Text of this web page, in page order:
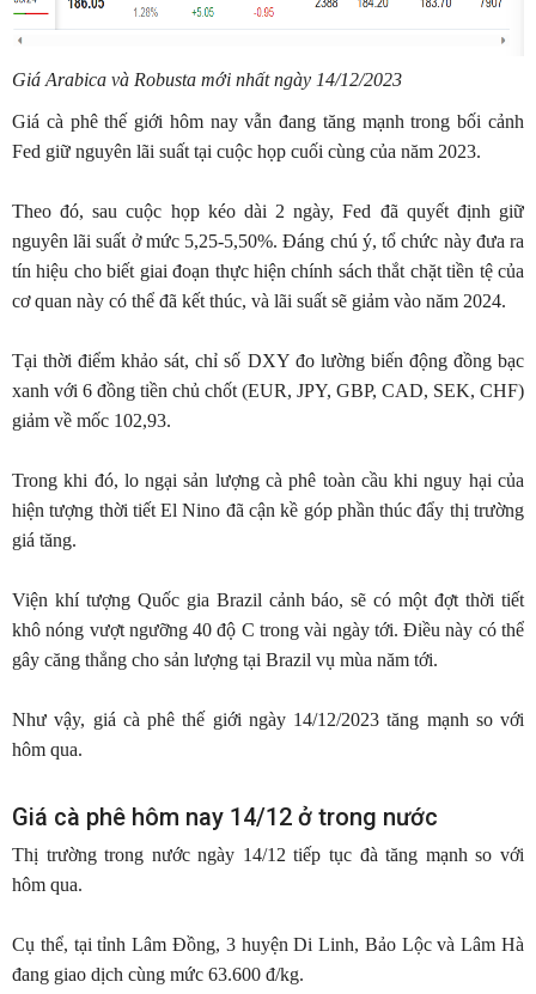
Giá Arabica và Robusta mới nhất ngày 14/12/2023
Giá cà phê thế giới hôm nay vẫn đang tăng mạnh trong bối cảnh
Fed giữ nguyên lãi suất tại cuộc họp cuối cùng của năm 2023.
Theo đó, sau cuộc họp kéo dài 2 ngày, Fed đã quyết định giữ
nguyên lãi suất ở mức 5,25-5,50%. Đáng chú ý, tổ chức này đưa ra
tín hiệu cho biết giai đoạn thực hiện chính sách thắt chặt tiền tệ của
cơ quan này có thể đã kết thúc, và lãi suất sẽ giảm vào năm 2024.
Tại thời điểm khảo sát, chỉ số DXY đo lường biến động đồng bạc
xanh với 6 đồng tiền chủ chốt (EUR, JPY, GBP, CAD, SEK, CHF)
giảm về mốc 102,93.
Trong khi đó, lo ngại sản lượng cà phê toàn cầu khi nguy hại của
hiện tượng thời tiết El Nino đã cận kề góp phần thúc đẩy thị trường
giá tăng.
Viện khí tượng Quốc gia Brazil cảnh báo, sẽ có một đợt thời tiết
khô nóng vượt ngưỡng 40 độ C trong vài ngày tới. Điều này có thể
gây căng thẳng cho sản lượng tại Brazil vụ mùa năm tới.
Như vậy, giá cà phê thế giới ngày 14/12/2023 tăng mạnh so với
hôm qua.
Giá cà phê hôm nay 14/12 ở trong nước
Thị trường trong nước ngày 14/12 tiếp tục đà tăng mạnh so với
hôm qua.
Cụ thể, tại tỉnh Lâm Đồng, 3 huyện Di Linh, Bảo Lộc và Lâm Hà
đang giao dịch cùng mức 63.600 đ/kg.